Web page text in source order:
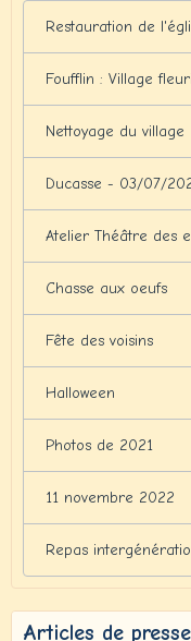
Restauration de
Foufflin : Village fleuri
Nettoyage du village
Ducasse - 03/07/
Atelier Théâtre des
Chasse aux oeufs
Fête des voisins
Halloween
Photos de 2021
11 novembre 2022
Repas
Articles de presse